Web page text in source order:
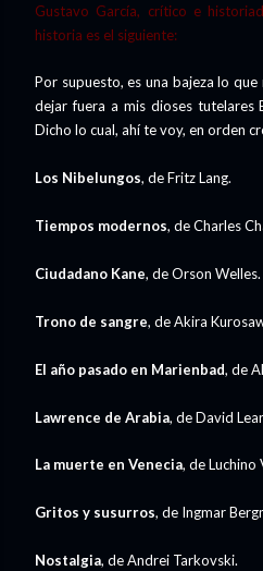
Gustavo García, crítico e
historia es el siguiente:
Por supuesto, es una bajeza lo
dejar fuera a mis dioses tutelares
Dicho lo cual, ahí te voy, en orden
Los Nibelungos, de Fritz Lang.
Tiempos modernos, de Charles
Ciudadano Kane, de Orson Welles.
Trono de sangre, de Akira
El año pasado en Marienbad, de
Lawrence de Arabia, de David
La muerte en Venecia, de Luchino
Gritos y susurros, de Ingmar
Nostalgia, de Andrei Tarkovski.